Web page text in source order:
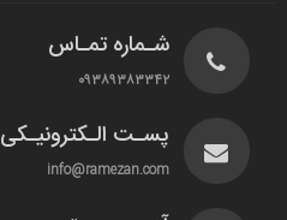
شـماره تمـاس
۰۹۳۸۹۳۸۳۳۴۲
پسـت الـکترونیـکی
info@ramezan.com